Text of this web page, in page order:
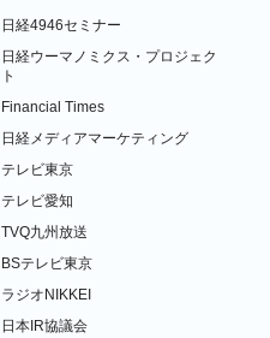
日経4946セミナー
日経ウーマノミクス・プロジェク
ト
Financial Times
日経メディアマーケティング
テレビ東京
テレビ愛知
TVQ九州放送
BSテレビ東京
ラジオNIKKEI
日本IR協議会